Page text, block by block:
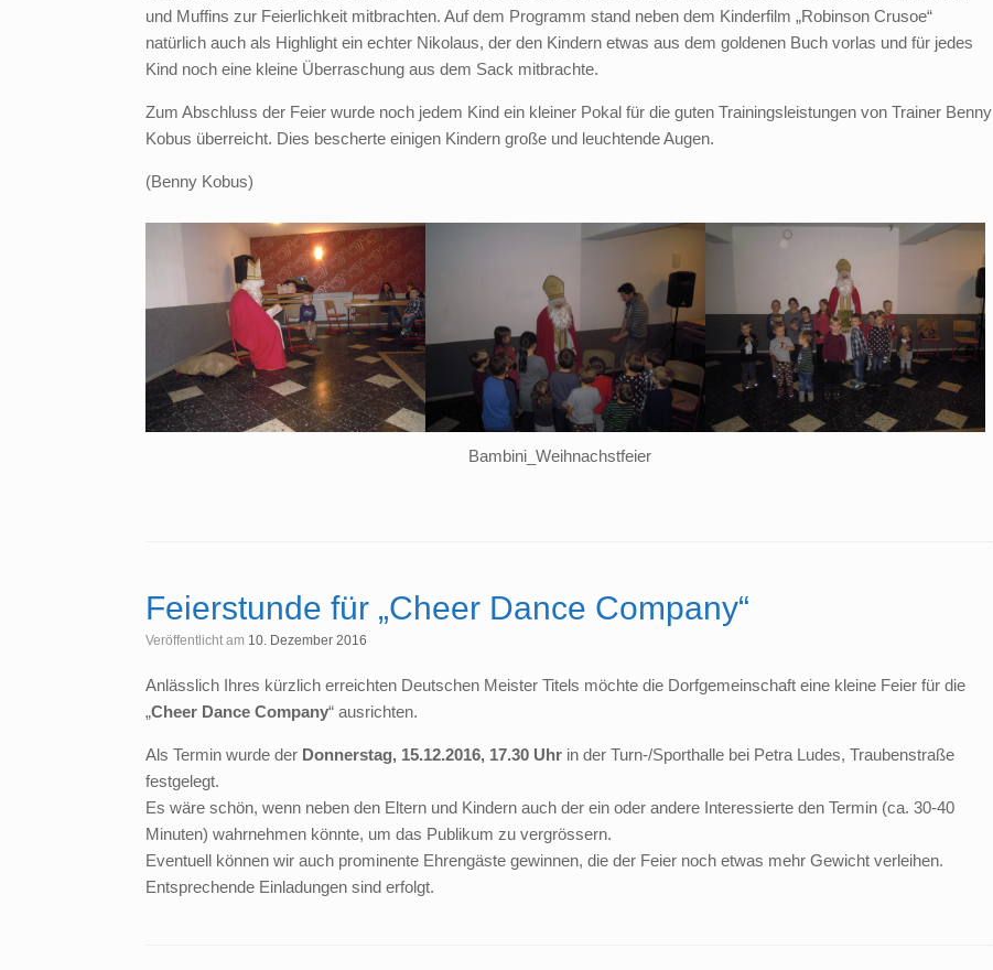
und Muffins zur Feierlichkeit mitbrachten. Auf dem Programm stand neben dem Kinderfilm „Robinson Crusoe“
natürlich auch als Highlight ein echter Nikolaus, der den Kindern etwas aus dem goldenen Buch vorlas und für jedes
Kind noch eine kleine Überraschung aus dem Sack mitbrachte.
Zum Abschluss der Feier wurde noch jedem Kind ein kleiner Pokal für die guten Trainingsleistungen von Trainer Benny
Kobus überreicht. Dies bescherte einigen Kindern große und leuchtende Augen.
(Benny Kobus)
Bambini_Weihnachstfeier
Feierstunde für „Cheer Dance Company“
Veröffentlicht am 10. Dezember 2016
Anlässlich Ihres kürzlich erreichten Deutschen Meister Titels möchte die Dorfgemeinschaft eine kleine Feier für die
„Cheer Dance Company“ ausrichten.
Als Termin wurde der Donnerstag, 15.12.2016, 17.30 Uhr in der Turn-/Sporthalle bei Petra Ludes, Traubenstraße
festgelegt.
Es wäre schön, wenn neben den Eltern und Kindern auch der ein oder andere Interessierte den Termin (ca. 30-40
Minuten) wahrnehmen könnte, um das Publikum zu vergrössern.
Eventuell können wir auch prominente Ehrengäste gewinnen, die der Feier noch etwas mehr Gewicht verleihen.
Entsprechende Einladungen sind erfolgt.